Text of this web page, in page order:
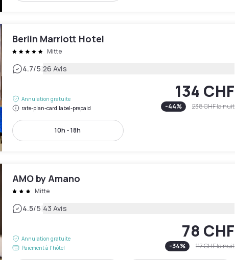
Berlin Marriott Hotel
Mitte
4.7/5|26 Avis
Annulation gratuite
rate-plan-card.label-prepaid
134 CHF
-44% 238 CHFla nuit
10h - 18h
AMO by Amano
Mitte
4.5/5|43 Avis
Annulation gratuite
Paiement à l'hôtel
78 CHF
-34% 117 CHFla nuit